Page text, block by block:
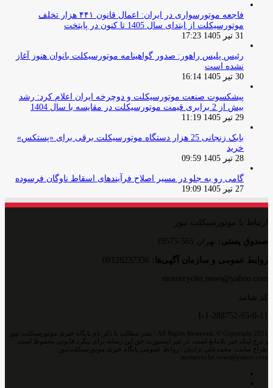
فاجعه موتورسواری در ایران: اعمال قانون ۴۴۱ هزار تخلف
موتورسیکلت از ابتدای سال 1405 تا کنون در پایتخت
31 تیر 1405 17:23
رئیس پلیس راهور: صدور گواهینامه موتورسیکلت بانوان هنوز آغاز
نشده است
30 تیر 1405 16:14
پیشکسوت صنعت موتورسیکلت و دوچرخه ایران اعلام کرد: رشد
بیش از 2 برابری قیمت موتورسیکلت در مقایسه با سال 1404
29 تیر 1405 11:19
بابک زنجانی 25 هزار دستگاه موتورسیکلت برقی برای «پستکس»
خرید
28 تیر 1405 09:59
گامی رو به جلو در مسیر اصلاح فرآیندهای اسقاط ناوگان فرسوده
27 تیر 1405 19:09
ارتباط با موتورسیکلت نیوز
صندوق پستی: تهران 565-19575
روایط عمومی و سازمان آگهی‌ها:
motorcyclet.news@yahoo.com
کد شامد
1-1-288752-65-0-11
All Rights Reserved, © Copyright 2021 | نشر مطالب با ذکر نام پایگاه خبری موتورسیکلت نیوز
و درج لینک خبر بلامانع است. در غیر اینصورت حق این رسانه برای پیگرد قانونی محفوظ است
طراح سایت: محمدعلی نژادیان | روابط عمومی پایگاه خبری موتورسیکلت‌نیوز:
motorcyclet.news@yahoo.com